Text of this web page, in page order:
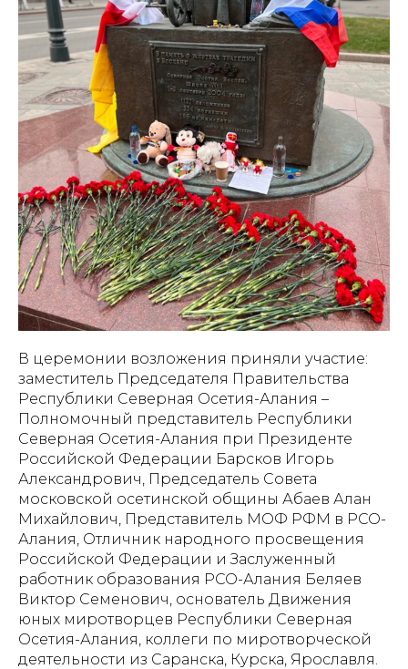
В церемонии возложения приняли участие:
заместитель Председателя Правительства
Республики Северная Осетия-Алания –
Полномочный представитель Республики
Северная Осетия-Алания при Президенте
Российской Федерации Барсков Игорь
Александрович, Председатель Совета
московской осетинской общины Абаев Алан
Михайлович, Представитель МОФ РФМ в РСО-
Алания, Отличник народного просвещения
Российской Федерации и Заслуженный
работник образования РСО-Алания Беляев
Виктор Семенович, основатель Движения
юных миротворцев Республики Северная
Осетия-Алания, коллеги по миротворческой
деятельности из Саранска, Курска, Ярославля.